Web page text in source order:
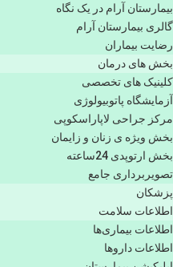
بیمارستان آرام در یک نگاه
گالری بیمارستان آرام
رضایت بیماران
بخش های درمان
کلینیک های تخصصی
آزمایشگاه پاتوبیولوژی
مرکز جراحی لاپاراسکوپی
بخش ویژه ی زنان و زایمان
بخش ارتوپدی 24ساعته
تصویربرداری جامع
پزشكان
اطلاعات سلامت
اطلاعات بیماری‌ها
اطلاعات دارو‌ها